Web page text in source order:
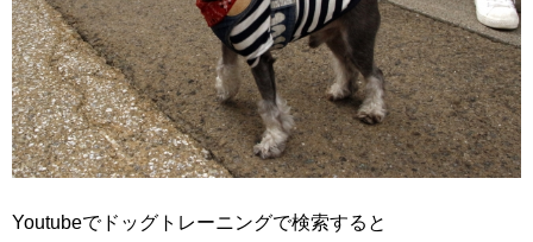
Youtubeでドッグトレーニングで検索すると